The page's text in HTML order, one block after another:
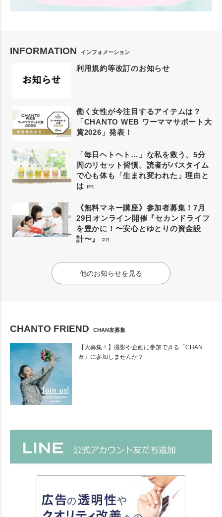
INFORMATION インフォメーション
利用規約等改訂のお知らせ
働く女性が今注目するアイテムは？
「CHANTO WEB ワーママサポート大
賞2026」発表！
「毎日ヘトヘト…」な私を救う、5分
間のリセット習慣。読者がバスタイム
で心も体も「生まれ変われた」理由と
は PR
《無料マネー講座》参加者募集！7月
29日オンライン開催『セカンドライフ
を豊かに！〜安心とゆとりの資金設
計〜』
PR
他のお知らせを見る
CHANTO FRIEND CHAN友募集
【大募集！】撮影や企画に参加できる「CHAN
友」に参加しませんか？